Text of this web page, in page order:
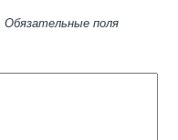
Обязательные поля